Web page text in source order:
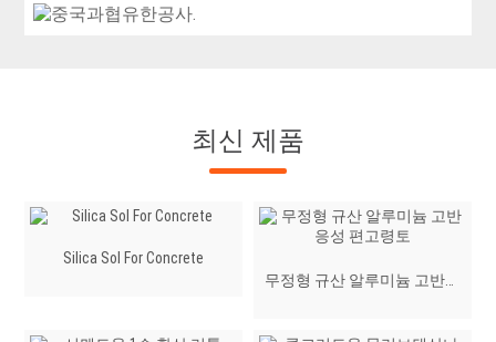
최신 제품
Silica Sol For Concrete
무정형 규산 알루미늄 고반응